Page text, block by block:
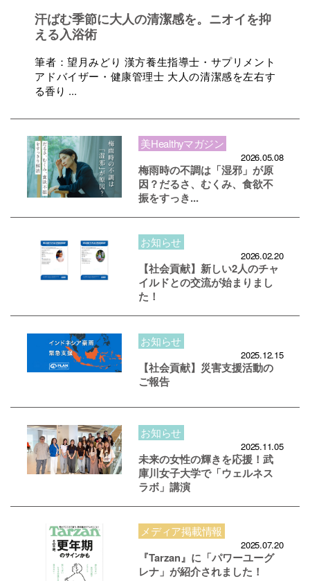
汗ばむ季節に大人の清潔感を。ニオイを抑
える入浴術
筆者：望月みどり 漢方養生指導士・サプリメント
アドバイザー・健康管理士 大人の清潔感を左右す
る香り ...
美Healthyマガジン
2026.05.08
梅雨時の不調は「湿邪」が原
因？だるさ、むくみ、食欲不
振をすっき...
お知らせ
2026.02.20
【社会貢献】新しい2人のチャ
イルドとの交流が始まりまし
た！
お知らせ
2025.12.15
【社会貢献】災害支援活動の
ご報告
お知らせ
2025.11.05
未来の女性の輝きを応援！武
庫川女子大学で「ウェルネス
ラボ」講演
メディア掲載情報
2025.07.20
『Tarzan』に「パワーユーグ
レナ」が紹介されました！